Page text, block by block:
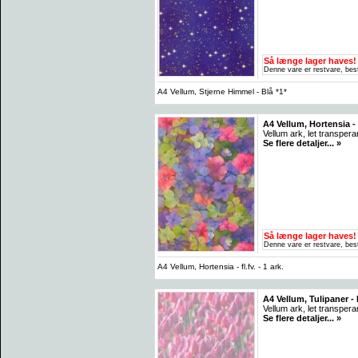
Så længe lager haves!
Denne vare er restvare,
A4 Vellum, Stjerne Himmel - Blå *1*
A4 Vellum, Hortensia -
Vellum ark, let
Se flere detaljer... »
Så længe lager haves!
Denne vare er restvare,
A4 Vellum, Hortensia - fl.fv. - 1 ark.
A4 Vellum, Tulipaner -
Vellum ark, let
Se flere detaljer... »